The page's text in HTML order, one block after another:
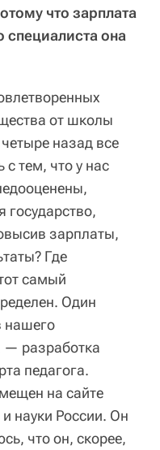
что зарплата
специалиста она
от школы
назад все
с тем, что у нас
государство,
зарплаты,
Где
самый
Один
нашего
— разработка
педагога.
на сайте
науки России. Он
что он, скорее,